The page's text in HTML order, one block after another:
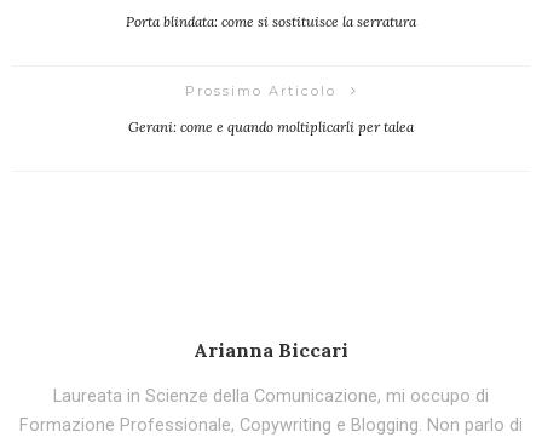
Porta blindata: come si sostituisce la serratura
Prossimo Articolo
Gerani: come e quando moltiplicarli per talea
Arianna Biccari
Laureata in Scienze della Comunicazione, mi occupo di
Formazione Professionale, Copywriting e Blogging. Non parlo di